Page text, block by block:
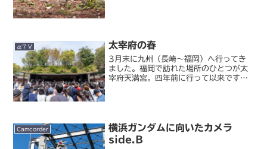
α7 V 太宰府の春
3月末に九州（長崎～福岡）へ行ってき
ました。福岡で訪れた場所のひとつが太
宰府天満宮。四年前に行って以来です
Camcorder
横浜ガンダムに向いたカメラ
side.B